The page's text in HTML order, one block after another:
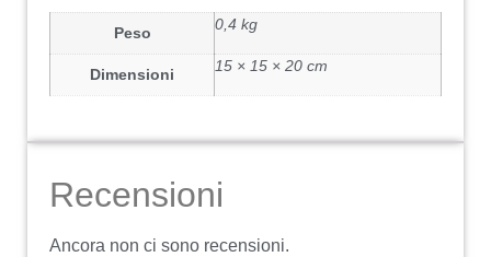
Peso 0,4 kg
Dimensioni 15 × 15 × 20 cm
Recensioni
Ancora non ci sono recensioni.